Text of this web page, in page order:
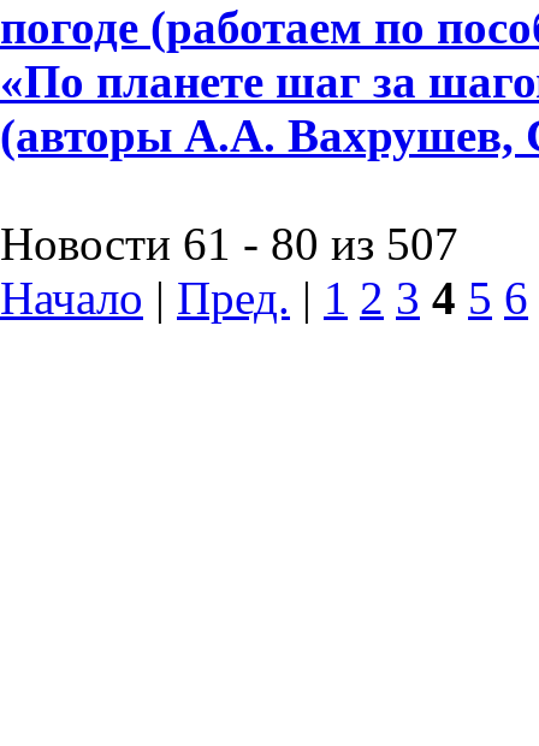
погоде (работаем по
«По планете шаг за
(авторы А.А. Вахрушев,
Новости 61 - 80 из 507
Начало | Пред. | 1 2 3 4 5 6